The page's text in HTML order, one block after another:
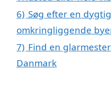
6) Søg efter en
omkringliggende
7) Find en
Danmark